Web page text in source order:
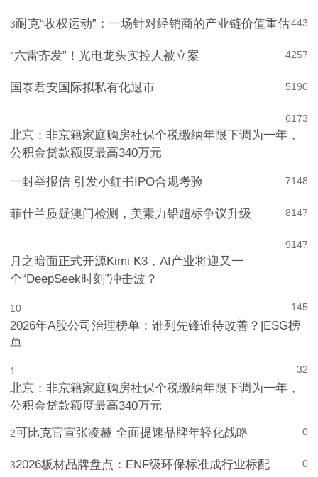
443
3耐克“收权运动”：一场针对经销商的产业链价值重估
257
4
“六雷齐发”！光电龙头实控人被立案
190
5
国泰君安国际拟私有化退市
173
6
北京：非京籍家庭购房社保个税缴纳年限下调为一年，
公积金贷款额度最高340万元
148
7
一封举报信 引发小红书IPO合规考验
147
8
菲仕兰质疑澳门检测，美素力铅超标争议升级
147
9
月之暗面正式开源Kimi K3，AI产业将迎又一
个“DeepSeek时刻”冲击波？
145
10
2026年A股公司治理榜单：谁列先锋谁待改善？|ESG榜
单
32
1
北京：非京籍家庭购房社保个税缴纳年限下调为一年，
公积金贷款额度最高340万元
0
2可比克官宣张凌赫 全面提速品牌年轻化战略
0
32026板材品牌盘点：ENF级环保标准成行业标配